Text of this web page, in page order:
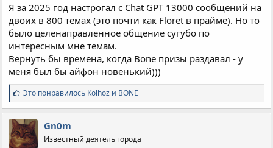
Я за 2025 год настрогал с Chat GPT 13000 сообщений на
двоих в 800 темах (это почти как Floret в прайме). Но то
было целенаправленное общение сугубо по
интересным мне темам.
Вернуть бы времена, когда Bone призы раздавал - у
меня был бы айфон новенький)))
С
и
м
п
а
т
Это понравилось Kolhoz и BONE
Gn0m
Известный деятель города